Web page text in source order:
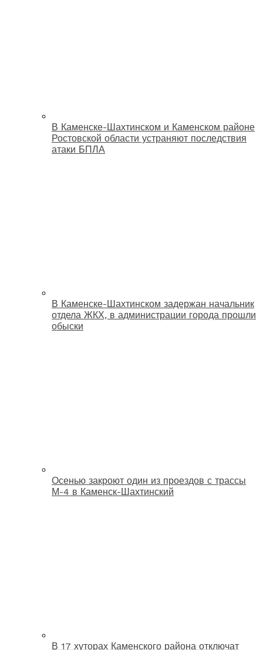
В Каменске-Шахтинском и Каменском районе
Ростовской области устраняют последствия
атаки БПЛА
В Каменске-Шахтинском задержан начальник
отдела ЖКХ, в администрации города прошли
обыски
Осенью закроют один из проездов с трассы
М-4 в Каменск-Шахтинский
В 17 хуторах Каменского района отключат